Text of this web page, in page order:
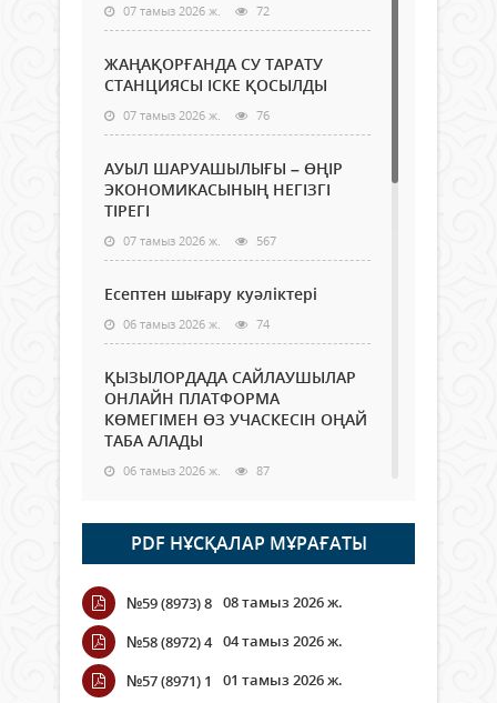
07 тамыз 2026 ж. 72
ЖАҢАҚОРҒАНДА СУ ТАРАТУ
СТАНЦИЯСЫ ІСКЕ ҚОСЫЛДЫ
07 тамыз 2026 ж. 76
АУЫЛ ШАРУАШЫЛЫҒЫ – ӨҢІР
ЭКОНОМИКАСЫНЫҢ НЕГІЗГІ
ТІРЕГІ
07 тамыз 2026 ж. 567
Есептен шығару куәліктері
06 тамыз 2026 ж. 74
ҚЫЗЫЛОРДАДА САЙЛАУШЫЛАР
ОНЛАЙН ПЛАТФОРМА
КӨМЕГІМЕН ӨЗ УЧАСКЕСІН ОҢАЙ
ТАБА АЛАДЫ
06 тамыз 2026 ж. 87
Open Air: Қызылорда облысы
полиция департаменті 20
мыңнан астам көрерменнің
қауіпсіздігін қамтамасыз етті
06 тамыз 2026 ж.
Wi-Fi ҚАБЫРҒА АРҚЫЛЫ ҚАЛАЙ
ӨТЕДІ?
PDF НҰСҚАЛАР МҰРАҒАТЫ
№59 (8973) 8 08 тамыз 2026 ж.
№58 (8972) 4 04 тамыз 2026 ж.
№57 (8971) 1
01 тамыз 2026 ж.